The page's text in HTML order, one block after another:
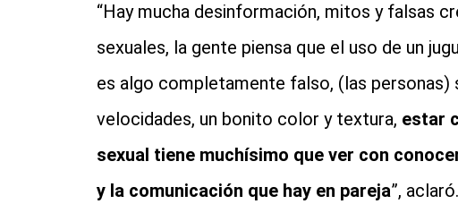
“Hay mucha desinformación, mitos y falsas
sexuales, la gente piensa que el uso de un
es algo completamente falso, (las personas)
velocidades, un bonito color y textura, estar
sexual tiene muchísimo que ver con
y la comunicación que hay en pareja”, aclaró.